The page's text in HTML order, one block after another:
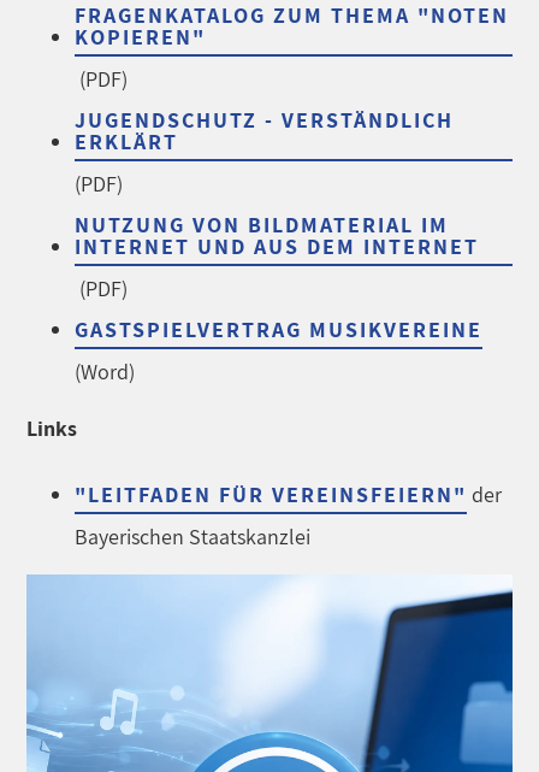
FRAGENKATALOG ZUM THEMA "NOTEN
KOPIEREN"
(PDF)
JUGENDSCHUTZ - VERSTÄNDLICH
ERKLÄRT
(PDF)
NUTZUNG VON BILDMATERIAL IM
INTERNET UND AUS DEM INTERNET
(PDF)
GASTSPIELVERTRAG MUSIKVEREINE
(Word)
Links
"LEITFADEN FÜR VEREINSFEIERN" der
Bayerischen Staatskanzlei